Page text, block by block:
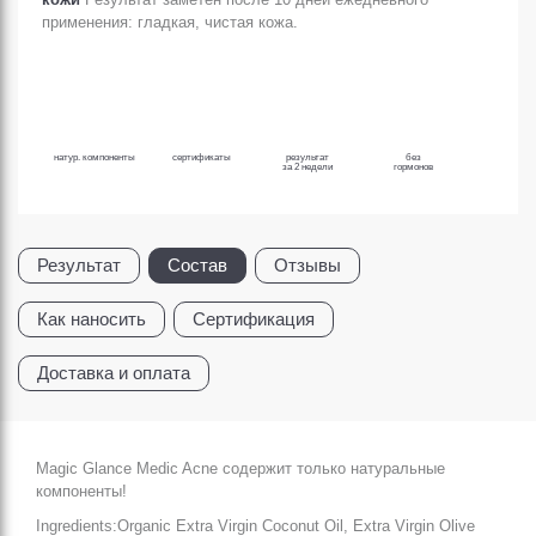
применения: гладкая, чистая кожа.
натур. компоненты сертификаты
результат
за 2 недели
без
гормонов
Результат Состав
Как наносить Сертификация
Отзывы
Доставка и оплата
Magic Glance Medic Acne содержит только натуральные
компоненты!
Ingredients:Organic Extra Virgin Coconut Oil, Extra Virgin Olive